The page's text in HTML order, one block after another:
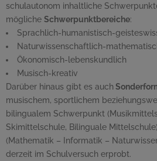
schulautonom inhaltliche
mögliche Schwerpunktbereiche:
Sprachlich-humanistisch-
Naturwissenschaftlich-
Ökonomisch-lebenskundlich
Musisch-kreativ
Darüber hinaus gibt es auch
musischem, sportlichem
bilingualem Schwerpunkt
Skimittelschule, Bilinguale
(Mathematik – Informatik –
derzeit im Schulversuch erprobt.